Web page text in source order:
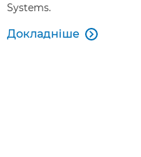
Systems.
Докладніше 